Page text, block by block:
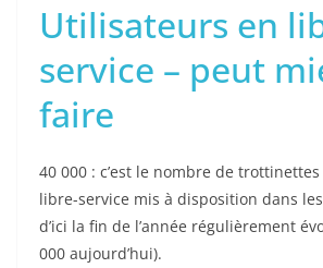
Utilisateurs en
service – peut
faire
40 000 : c’est le nombre de
libre-service mis à disposition dans
d’ici la fin de l’année régulièrement
000 aujourd’hui).